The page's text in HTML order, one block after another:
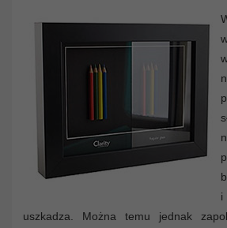
i
uszkadza. Można temu jednak